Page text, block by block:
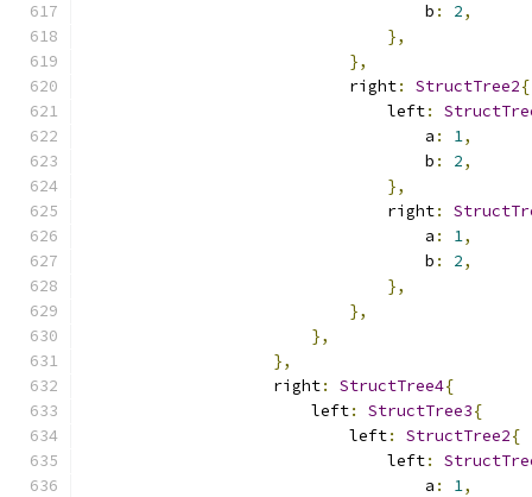
                                    b
: 2,
},
},
                            right
: StructTree2{
                                left
:
                                    a
: 1,
                                    b
: 2,
},
                                right
:
                                    a
: 1,
                                    b
: 2,
},
},
},
},
                    right
: StructTree4{
                        left
: StructTree3{
                            left
: StructTree2{
                                left
:
                                    a
: 1,